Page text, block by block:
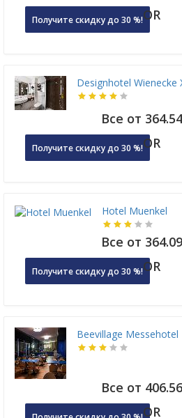
Получите скидку до 30 %!OR
Designhotel Wienecke
Все от
Получите скидку до 30 %!OR
Hotel Muenkel
Все от
Получите скидку до 30 %!OR
Beevillage
Все от
OR